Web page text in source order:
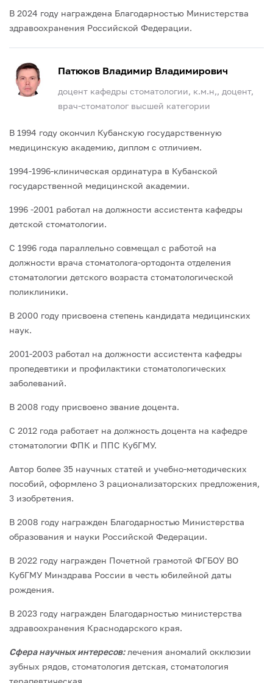
В 2024 году награждена Благодарностью Министерства
здравоохранения Российской Федерации.
Патюков Владимир Владимирович
доцент кафедры стоматологии, к.м.н,, доцент,
врач-стоматолог высшей категории
В 1994 году окончил Кубанскую государственную
медицинскую академию, диплом с отличием.
1994-1996-клиническая ординатура в Кубанской
государственной медицинской академии.
1996 -2001 работал на должности ассистента кафедры
детской стоматологии.
С 1996 года параллельно совмещал с работой на
должности врача стоматолога-ортодонта отделения
стоматологии детского возраста стоматологической
поликлиники.
В 2000 году присвоена степень кандидата медицинских
наук.
2001-2003 работал на должности ассистента кафедры
пропедевтики и профилактики стоматологических
заболеваний.
В 2008 году присвоено звание доцента.
С 2012 года работает на должность доцента на кафедре
стоматологии ФПК и ППС КубГМУ.
Автор более 35 научных статей и учебно-методических
пособий, оформлено 3 рационализаторских предложения,
3 изобретения.
В 2008 году награжден Благодарностью Министерства
образования и науки Российской Федерации.
В 2022 году награжден Почетной грамотой ФГБОУ ВО
КубГМУ Минздрава России в честь юбилейной даты
рождения.
В 2023 году награжден Благодарностью министерства
здравоохранения Краснодарского края.
Сфера научных интересов: лечения аномалий окклюзии
зубных рядов, стоматология детская, стоматология
терапевтическая